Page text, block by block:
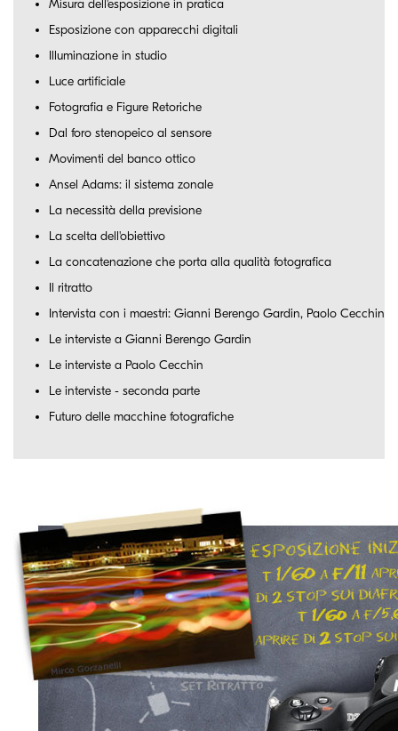
Misura dell'esposizione in pratica
Esposizione con apparecchi digitali
Illuminazione in studio
Luce artificiale
Fotografia e Figure Retoriche
Dal foro stenopeico al sensore
Movimenti del banco ottico
Ansel Adams: il sistema zonale
La necessità della previsione
La scelta dell'obiettivo
La concatenazione che porta alla qualità fotografica
Il ritratto
Intervista con i maestri: Gianni Berengo Gardin, Paolo Cecchin
Le interviste a Gianni Berengo Gardin
Le interviste a Paolo Cecchin
Le interviste - seconda parte
Futuro delle macchine fotografiche